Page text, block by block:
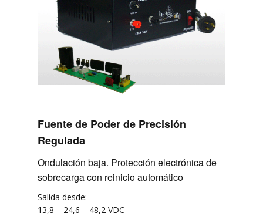
Fuente de Poder de Precisión
Regulada
Ondulación baja. Protección electrónica de
sobrecarga con reinicio automático
Salida desde:
13,8 – 24,6 – 48,2 VDC